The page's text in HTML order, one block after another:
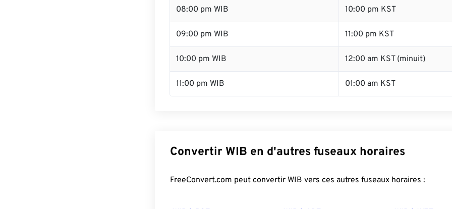
08:00 pm WIB 10:00 pm KST
09:00 pm WIB 11:00 pm KST
10:00 pm WIB 12:00 am KST (minuit)
11:00 pm WIB 01:00 am KST
Convertir WIB en d'autres fuseaux horaires
FreeConvert.com peut convertir WIB vers ces autres fuseaux horaires :